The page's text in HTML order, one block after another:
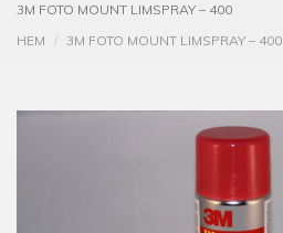
3M FOTO MOUNT LIMSPRAY – 400
HEM
3M FOTO MOUNT LIMSPRAY – 400